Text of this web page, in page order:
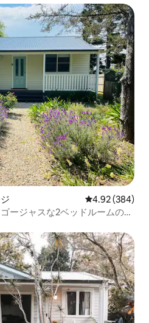
レビュー384
4.92 (384)
ージャスな2ベッドルームのコ
。